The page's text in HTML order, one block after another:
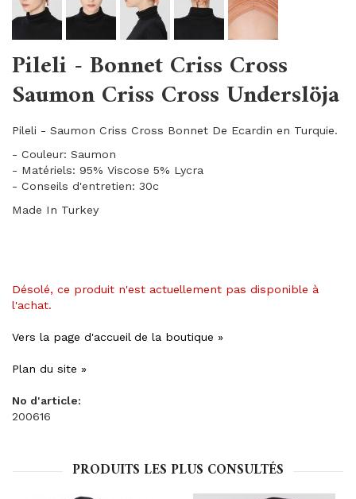
Pileli - Bonnet Criss Cross
Saumon Criss Cross Underslöja
Pileli - Saumon Criss Cross Bonnet De Ecardin en Turquie.
- Couleur: Saumon
- Matériels: 95% Viscose 5% Lycra
- Conseils d'entretien: 30c
Made In Turkey
Désolé, ce produit n'est actuellement pas disponible à
l'achat.
Vers la page d'accueil de la boutique »
Plan du site »
No d'article:
200616
PRODUITS LES PLUS CONSULTÉS